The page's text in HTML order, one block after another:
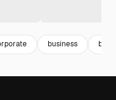
business